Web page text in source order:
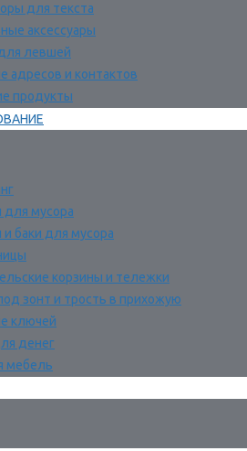
для текста
аксессуары
левшей
адресов и контактов
продукты
для мусора
и баки для мусора
корзины и тележки
зонт и трость в прихожую
ключей
денег
мебель